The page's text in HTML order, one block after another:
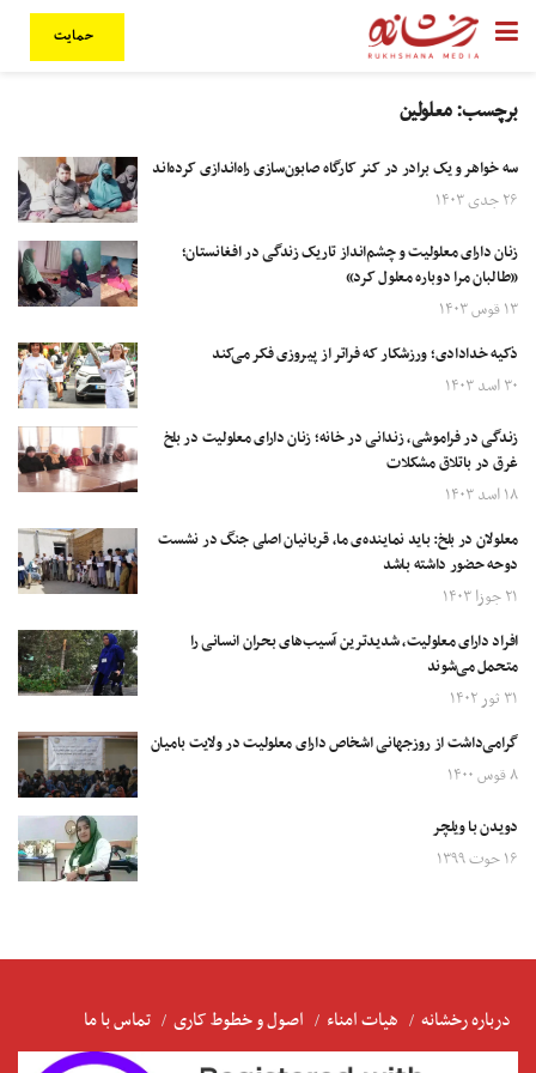
حمایت
برچسب:معلولین
سه خواهر و یک برادر در کنر کارگاه صابون‌سازی راه‌اندازی کرده‌اند
۲۶ جدی ۱۴۰۳
زنان دارای معلولیت و چشم‌انداز تاریک زندگی در افغانستان؛
«طالبان مرا دوباره معلول کرد»
۱۳ قوس ۱۴۰۳
ذکیه خدادادی؛ ورزشکار که فراتر از پیروزی فکر می‌کند
۳۰ اسد ۱۴۰۳
زندگی در فراموشی، زندانی در خانه؛ زنان دارای معلولیت در بلخ
غرق در باتلاق مشکلات
۱۸ اسد ۱۴۰۳
معلولان در بلخ: باید نماینده‌ی ما، قربانیان اصلی جنگ در نشست
دوحه حضور داشته باشد
۲۱ جوزا ۱۴۰۳
افراد دارای معلولیت، شدیدترین آسیب‌های بحران انسانی را
متحمل می‌شوند
۳۱ ثور ۱۴۰۲
گرامی‌داشت از روزجهانی اشخاص دارای معلولیت در ولایت بامیان
۸ قوس ۱۴۰۰
دویدن با ویلچر
۱۶ حوت ۱۳۹۹
درباره رخشانه هیات امناء اصول و خطوط کاری تماس با ما